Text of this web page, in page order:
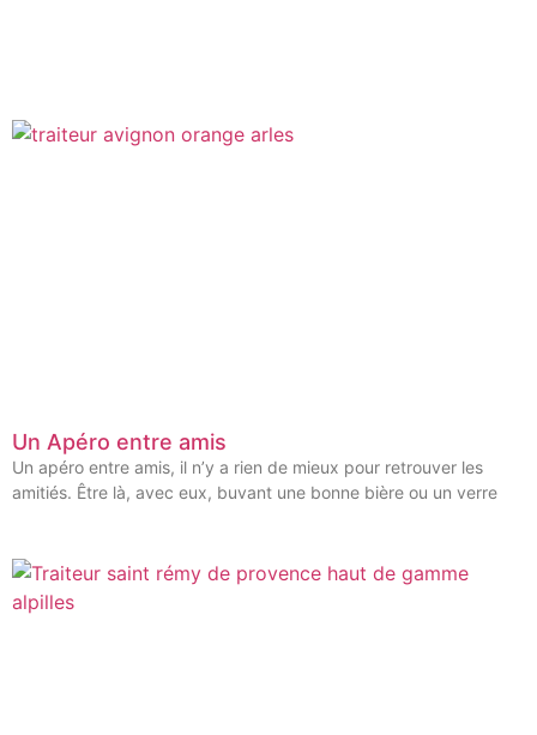
Un Apéro entre amis
Un apéro entre amis, il n’y a rien de mieux pour retrouver les
amitiés. Être là, avec eux, buvant une bonne bière ou un verre